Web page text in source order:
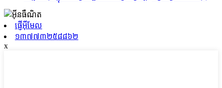
ផ្ញើអ៊ីមែល
១៣៧៧៣២៥៨៨៦២
x